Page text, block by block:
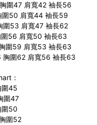
圍47 肩寬42 袖長56
圍50 肩寬44 袖長59
圍53 肩寬47 袖長62
56 肩寬50 袖長63
圍59 肩寬53 袖長63
胸圍62 肩寬56 袖長63
：
圍45
圍47
圍50
圍52